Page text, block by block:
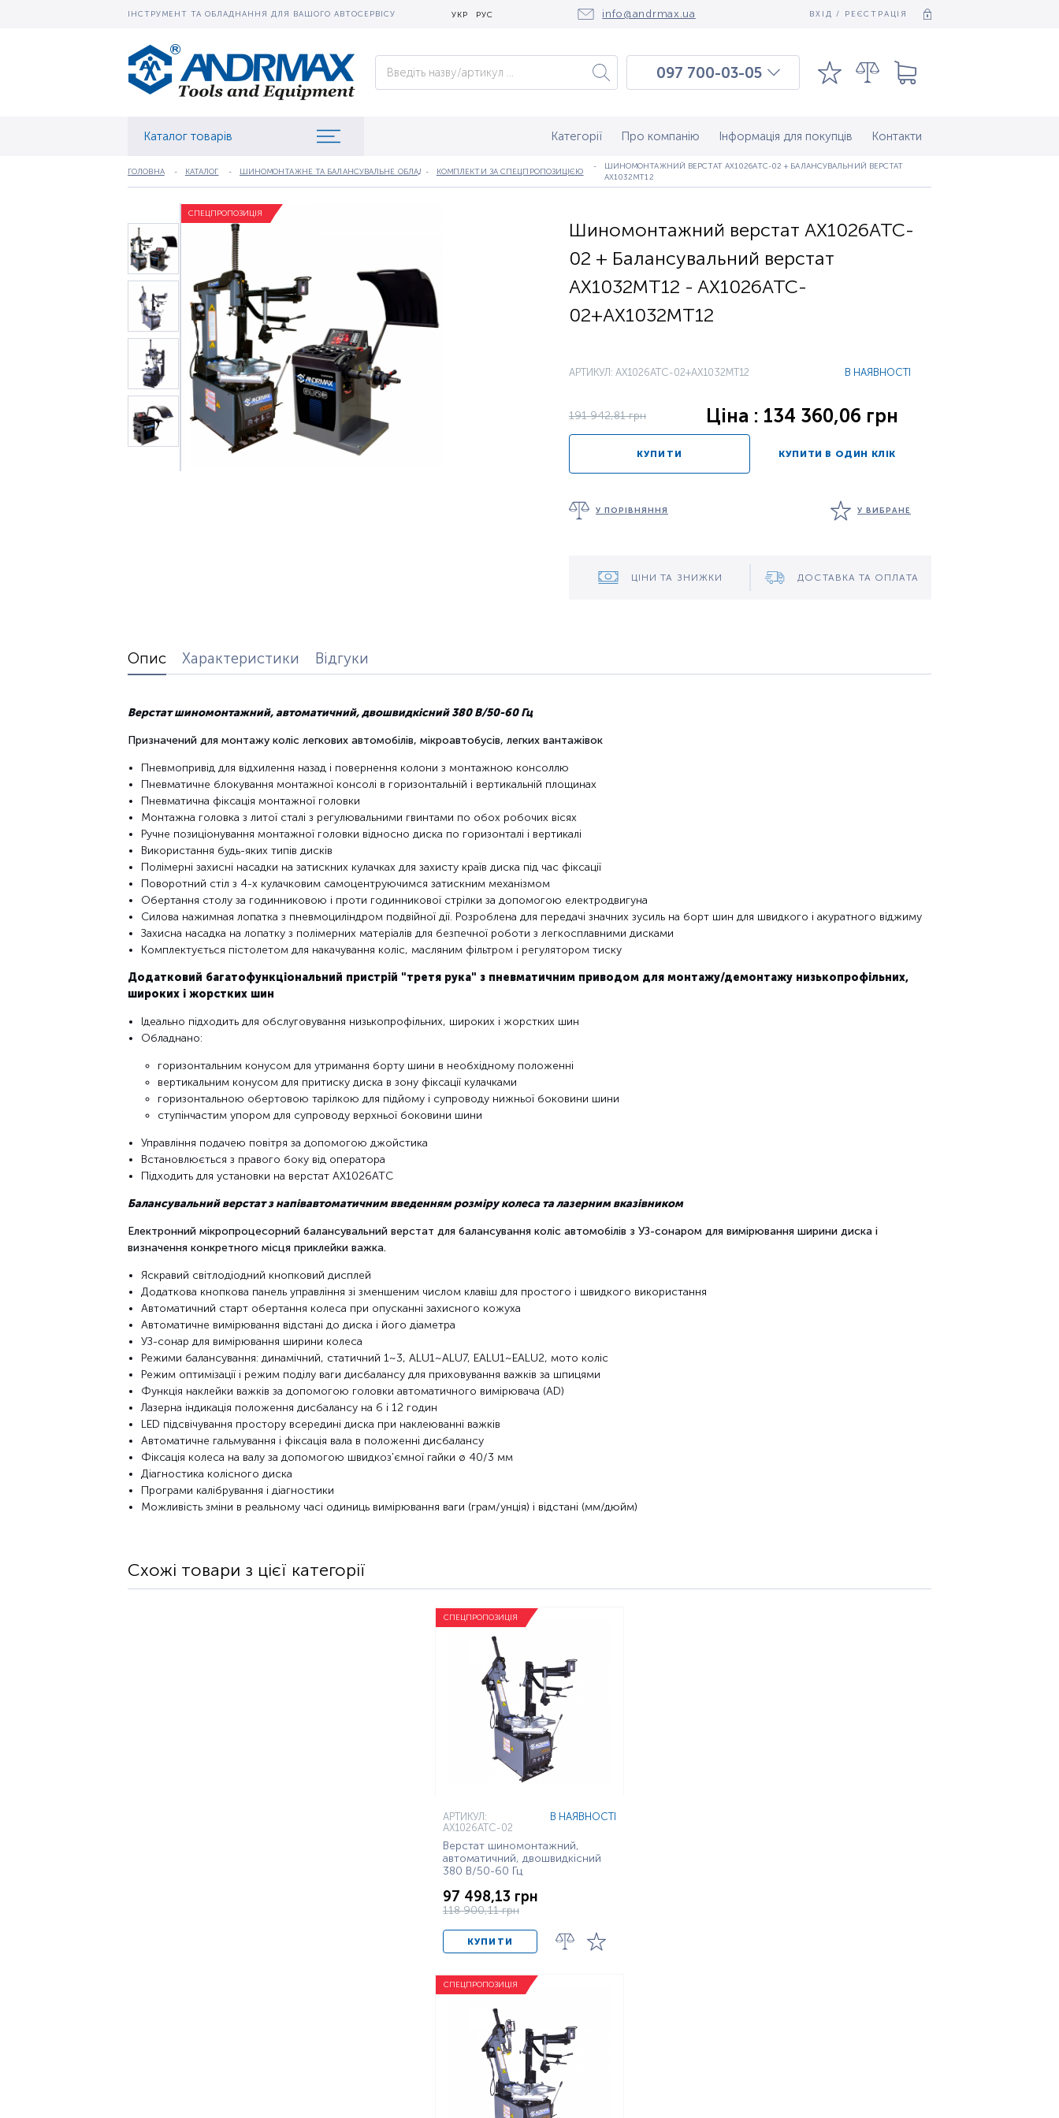
ІНСТРУМЕНТ ТА ОБЛАДНАННЯ ДЛЯ ВАШОГО АВТОСЕРВІСУ УКР РУС info@andrmax.ua ВХІД / РЕЄСТРАЦІЯ
097 700-03-05
097 003-03-09
Каталог товарів Категорії Про компанію Інформація для покупців Контакти
ГОЛОВНА КАТАЛОГ ШИНОМОНТАЖНЕ ТА БАЛАНСУВАЛЬНЕ ОБЛАДНАННЯКОМПЛЕКТИ ЗА СПЕЦПРОПОЗИЦІЄЮ
ШИНОМОНТАЖНИЙ ВЕРСТАТ AX1026ATC-02 + БАЛАНСУВАЛЬНИЙ ВЕРСТАТ
AX1032MT12
СПЕЦПРОПОЗИЦІЯ
Шиномонтажний верстат AX1026ATC-
02 + Балансувальний верстат
AX1032MT12 - AX1026ATC-
02+AX1032MT12
АРТИКУЛ: AX1026ATC-02+AX1032MT12 В НАЯВНОСТІ
191 942,81 грн Ціна : 134 360,06 грн
КУПИТИ КУПИТИ В ОДИН КЛІК
У ПОРІВНЯННЯ У ВИБРАНЕ
ЦІНИ ТА ЗНИЖКИ ДОСТАВКА ТА ОПЛАТА
Опис Характеристики Відгуки
Верстат шиномонтажний, автоматичний, двошвидкісний 380 В/50-60 Гц
Призначений для монтажу коліс легкових автомобілів, мікроавтобусів, легких вантажівок
Пневмопривід для відхилення назад і повернення колони з монтажною консоллю
Пневматичне блокування монтажної консолі в горизонтальній і вертикальній площинах
Пневматична фіксація монтажної головки
Монтажна головка з литої сталі з регулювальними гвинтами по обох робочих вісях
Ручне позиціонування монтажної головки відносно диска по горизонталі і вертикалі
Використання будь-яких типів дисків
Полімерні захисні насадки на затискних кулачках для захисту країв диска під час фіксації
Поворотний стіл з 4-х кулачковим самоцентруючимся затискним механізмом
Обертання столу за годинниковою і проти годинникової стрілки за допомогою електродвигуна
Силова нажимная лопатка з пневмоциліндром подвійної дії. Розроблена для передачі значних зусиль на борт шин для швидкого і акуратного віджиму
Захисна насадка на лопатку з полімерних матеріалів для безпечної роботи з легкосплавними дисками
Комплектується пістолетом для накачування коліс, масляним фільтром і регулятором тиску
Додатковий багатофункціональний пристрій "третя рука" з пневматичним приводом для монтажу/демонтажу низькопрофільних,
широких і жорстких шин
Ідеально підходить для обслуговування низькопрофільних, широких і жорстких шин
Обладнано:
горизонтальним конусом для утримання борту шини в необхідному положенні
вертикальним конусом для притиску диска в зону фіксації кулачками
горизонтальною обертовою тарілкою для підйому і супроводу нижньої боковини шини
ступінчастим упором для супроводу верхньої боковини шини
Управління подачею повітря за допомогою джойстика
Встановлюється з правого боку від оператора
Підходить для установки на верстат AX1026ATC
Балансувальний верстат з напівавтоматичним введенням розміру колеса та лазерним вказівником
Електронний мікропроцесорний балансувальний верстат для балансування коліс автомобілів з УЗ-сонаром для вимірювання ширини диска і
визначення конкретного місця приклейки важка.
Яскравий світлодіодний кнопковий дисплей
Додаткова кнопкова панель управління зі зменшеним числом клавіш для простого і швидкого використання
Автоматичний старт обертання колеса при опусканні захисного кожуха
Автоматичне вимірювання відстані до диска і його діаметра
УЗ-сонар для вимірювання ширини колеса
Режими балансування: динамічний, статичний 1~3, ALU1~ALU7, EALU1~EALU2, мото коліс
Режим оптимізації і режим поділу ваги дисбалансу для приховування важків за шпицями
Функція наклейки важків за допомогою головки автоматичного вимірювача (AD)
Лазерна індикація положення дисбалансу на 6 і 12 годин
LED підсвічування простору всередині диска при наклеюванні важків
Автоматичне гальмування і фіксація вала в положенні дисбалансу
Фіксація колеса на валу за допомогою швидкоз'ємної гайки ø 40/3 мм
Діагностика колісного диска
Програми калібрування і діагностики
Можливість зміни в реальному часі одиниць вимірювання ваги (грам/унція) і відстані (мм/дюйм)
Схожі товари з цієї категорії
СПЕЦПРОПОЗИЦІЯ
АРТИКУЛ:
AX1026ATC-02
В НАЯВНОСТІ
Верстат шиномонтажний,
автоматичний, двошвидкісний
380 В/50-60 Гц
97 498,13 грн
118 900,11 грн
КУПИТИ
СПЕЦПРОПОЗИЦІЯ